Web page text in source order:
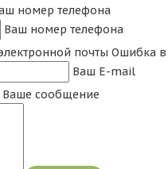
номер телефона
Ваш номер телефона
почты Ошибка в
Ваш E-mail
Ваше сообщение